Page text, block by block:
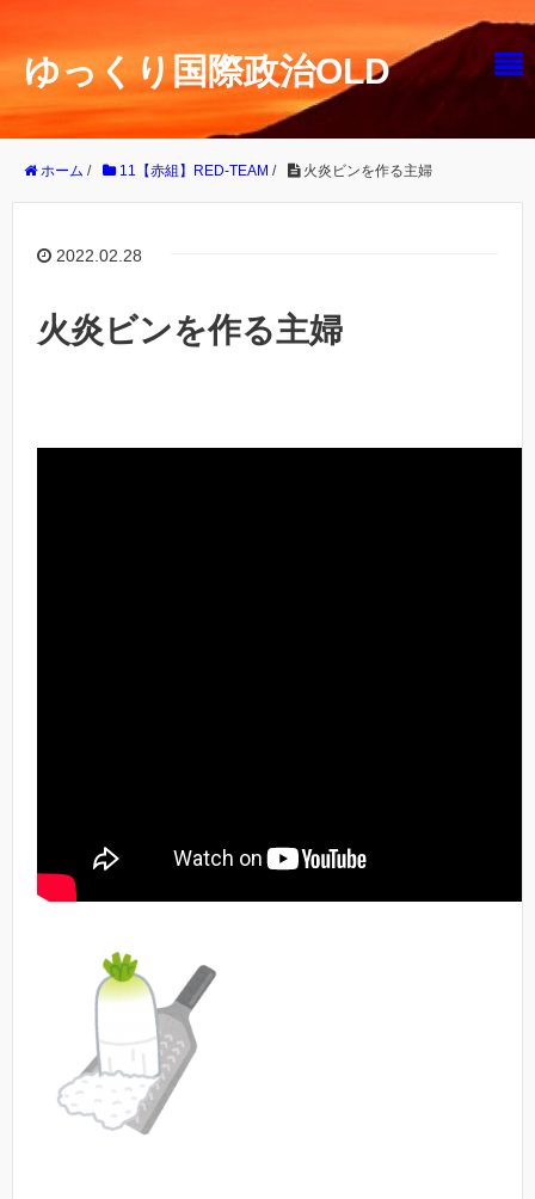
ゆっくり国際政治OLD
ホーム / 11【赤組】RED-TEAM / 火炎ビンを作る主婦
2022.02.28
火炎ビンを作る主婦